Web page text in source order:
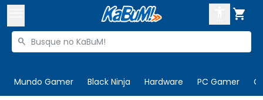

Buscar produtos

Mundo Gamer Black Ninja Hardware PC Gamer